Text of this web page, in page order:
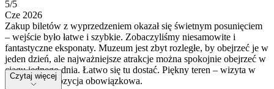
5/5
Cze 2026
Zakup biletów z wyprzedzeniem okazał się świetnym posunięciem
– wejście było łatwe i szybkie. Zobaczyliśmy niesamowite i
fantastyczne eksponaty. Muzeum jest zbyt rozległe, by obejrzeć je w
jeden dzień, ale najważniejsze atrakcje można spokojnie obejrzeć w
ciągu jednego dnia. Łatwo się tu dostać. Piękny teren – wizyta w
ogrodach to pozycja obowiązkowa.
Czytaj więcej